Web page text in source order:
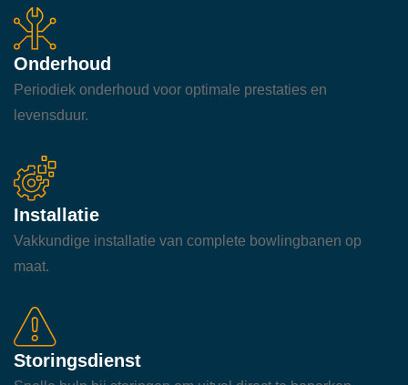
Onderhoud
Periodiek onderhoud voor optimale prestaties en
levensduur.
Installatie
Vakkundige installatie van complete bowlingbanen op
maat.
Storingsdienst